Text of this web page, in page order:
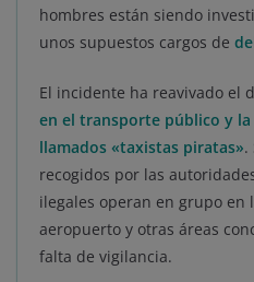
hombres están siendo
unos supuestos cargos de
El incidente ha reavivado el
en el transporte público y
llamados «taxistas piratas».
recogidos por las
ilegales operan en grupo en
aeropuerto y otras áreas
falta de vigilancia.